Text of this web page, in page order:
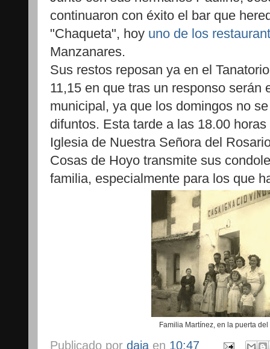
continuaron con éxito el bar que
"Chaqueta", hoy uno de los
Manzanares.
Sus restos reposan ya en el
11,15 en que tras un responso serán
municipal, ya que los domingos no
difuntos. Esta tarde a las 18.00
Iglesia de Nuestra Señora del
Cosas de Hoyo transmite sus
familia, especialmente para los que
Familia Martínez, en la puerta
Publicado por daja en 10:47